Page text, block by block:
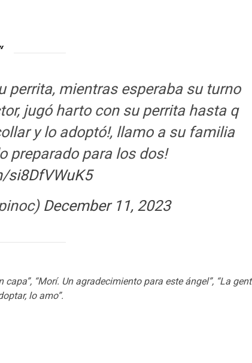
perrita, mientras esperaba su turno
jugó harto con su perrita hasta q
y lo adoptó!, llamo a su familia
preparado para los dos!
si8DfVWuK5
December 11, 2023
capa”, “Morí. Un agradecimiento para este ángel”, “La
lo amo”.